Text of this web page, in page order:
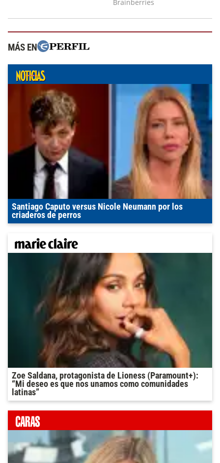
MÁS EN
Santiago Caputo versus Nicole Neumann por los
criaderos de perros
Zoe Saldana, protagonista de Lioness (Paramount+):
“Mi deseo es que nos unamos como comunidades
latinas”